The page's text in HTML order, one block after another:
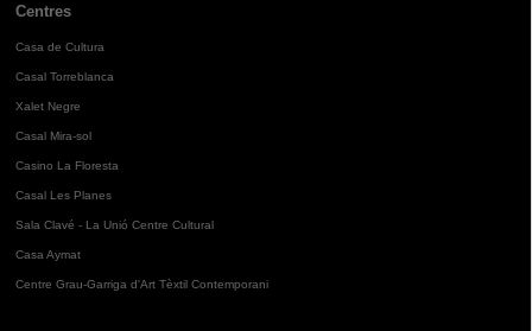
Centres
Casa de Cultura
Casal Torreblanca
Xalet Negre
Casal Mira-sol
Casino La Floresta
Casal Les Planes
Sala Clavé - La Unió Centre Cultural
Casa Aymat
Centre Grau-Garriga d'Art Tèxtil Contemporani